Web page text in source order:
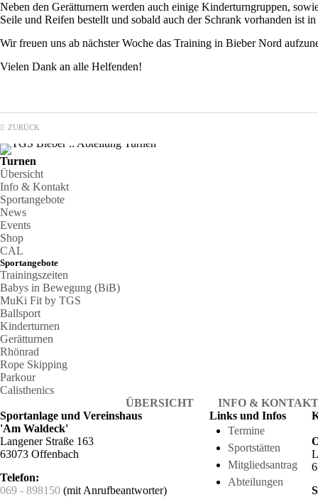
Neben den Gerätturnern werden auch einige Kinderturngruppen,
Seile und Reifen bestellt und sobald auch der Schrank vorhanden ist
Wir freuen uns ab nächster Woche das Training in Bieber Nord
Vielen Dank an alle Helfenden!
ZURÜCK
Turnen
Übersicht
Info & Kontakt
Sportangebote
News
Events
Shop
CAL
Sportangebote
Trainingszeiten
Babys in Bewegung (BiB)
MuKi Fit by TGS
Ballsport
Kinderturnen
Gerätturnen
Rhönrad
Rope Skipping
Parkour
Calisthenics
ÜBERSICHT
INFO & KONTAKT
Sportanlage und Vereinshaus
'Am Waldeck'
Langener Straße 163
63073 Offenbach
Telefon:
069 - 898150 (mit Anrufbeantworter)
Links und Infos
Termine
Sportstätten
Mitgliedsantrag
Abteilungen